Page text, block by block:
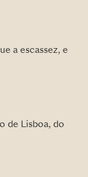
a escassez, e
de Lisboa, do